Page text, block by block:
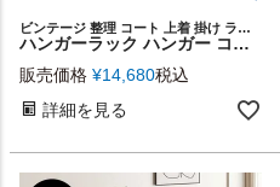
ビンテージ 整理 コート 上着 掛け ラック 部屋 干し 見せる収納 ワードローブ スチールラック 収納ラック コート掛け コート掛け 子供 キッズ 大人 洋服 上着掛け ギフト プレゼント
ハンガーラック ハンガー コートハンガー 約 W 95cm D 51cm H 154cm 天然木 スチール ブラウン 洋服掛け ポールハンガー ポールラック 玄関 収納 シンプル スリム インダストリアル ヴィンテージ ブラック アイアン フレーム おしゃれ 北欧 インテリア 家具 西海岸風 [91603]
販売価格 ¥14,680税込
詳細を見る